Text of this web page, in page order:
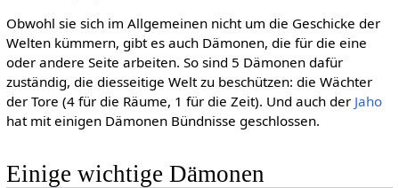
Obwohl sie sich im Allgemeinen nicht um die Geschicke der
Welten kümmern, gibt es auch Dämonen, die für die eine
oder andere Seite arbeiten. So sind 5 Dämonen dafür
zuständig, die diesseitige Welt zu beschützen: die Wächter
der Tore (4 für die Räume, 1 für die Zeit). Und auch der Jaho
hat mit einigen Dämonen Bündnisse geschlossen.
Einige wichtige Dämonen